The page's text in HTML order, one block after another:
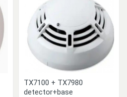
TX7100 + TX7980
detector+base